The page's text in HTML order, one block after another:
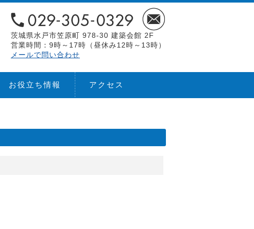
茨城県水戸市笠原町 978-30 建築会館 2F
営業時間：9時～17時（昼休み12時～13時）
メールで問い合わせ
お役立ち情報 アクセス